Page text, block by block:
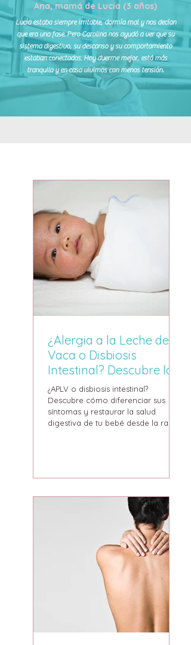
Ana, mamá de Lucía (3 años)
Lucía estaba siempre irritable, dormía mal y nos decían
que era una fase. Pero Carolina nos ayudó a ver que su
sistema digestivo, su descanso y su comportamiento
estaban conectados. Hoy duerme mejor, está más
tranquila y en casa vivimos con menos tensión.
¿Alergia a la Leche de
Vaca o Disbiosis
Intestinal? Descubre la
Relación entre Disbiosis
Intestinal y Alergia a la
Proteína de la Leche de
Vaca (APLV)
¿APLV o disbiosis intestinal?
Descubre cómo diferenciar sus
síntomas y restaurar la salud
digestiva de tu bebé desde la raíz.